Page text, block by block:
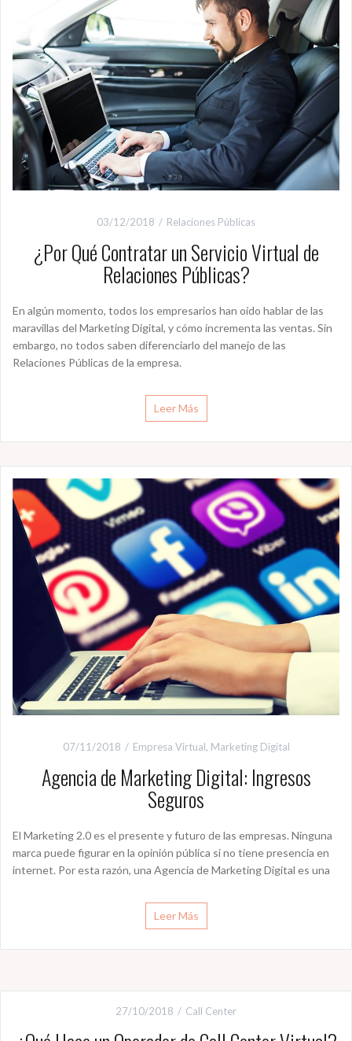
03/12/2018 Relaciones Públicas
¿Por Qué Contratar un Servicio Virtual de
Relaciones Públicas?
En algún momento, todos los empresarios han oído hablar de las
maravillas del Marketing Digital, y cómo incrementa las ventas. Sin
embargo, no todos saben diferenciarlo del manejo de las
Relaciones Públicas de la empresa.
Leer Más
07/11/2018 Empresa Virtual, Marketing Digital
Agencia de Marketing Digital: Ingresos
Seguros
El Marketing 2.0 es el presente y futuro de las empresas. Ninguna
marca puede figurar en la opinión pública si no tiene presencia en
internet. Por esta razón, una Agencia de Marketing Digital es una
Leer Más
27/10/2018 Call Center